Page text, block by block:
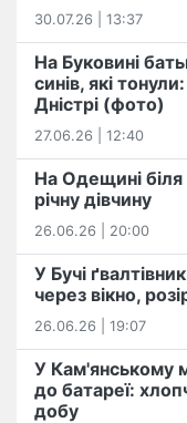
30.07.26 | 13:37
На Буковині
синів, які
Дністрі (фото)
27.06.26 | 12:40
На Одещині
річну дівчину
26.06.26 | 20:00
У Бучі
через вікно,
26.06.26 | 19:07
У Кам'янському
до батареї:
добу